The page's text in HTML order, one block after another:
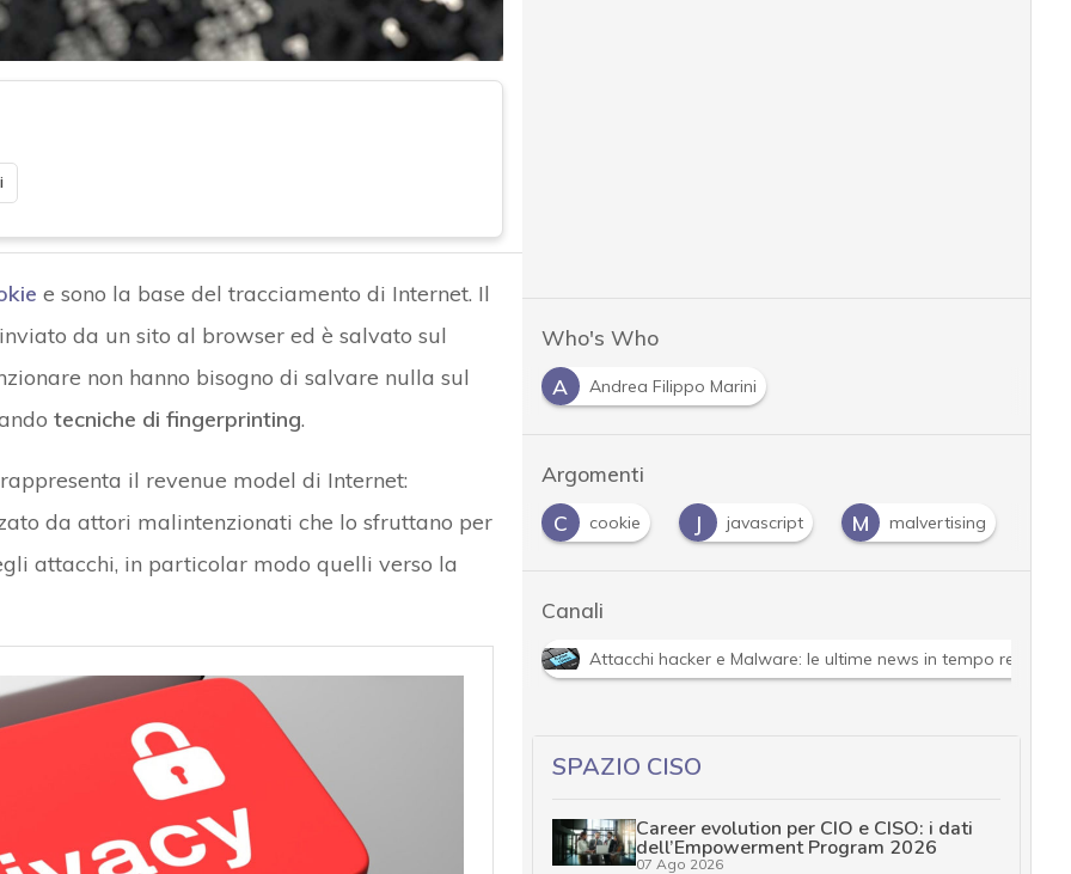
e sono la base del tracciamento di Internet. Il
da un sito al browser ed è salvato sul
non hanno bisogno di salvare nulla sul
tecniche di fingerprinting.
il revenue model di Internet:
da attori malintenzionati che lo sfruttano per
attacchi, in particolar modo quelli verso la
Who's Who
A
Andrea Filippo Marini
Argomenti
A
Accountability C cookie J javascript M malvertising
Canali
Attacchi hacker e Malware: le ultime news in tempo reale e
SPAZIO CISO
Career evolution per CIO e CISO: i dati
dell’Empowerment Program 2026
07 Ago 2026